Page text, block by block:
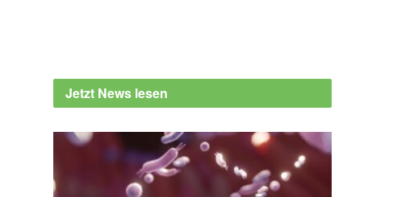
Jetzt News lesen